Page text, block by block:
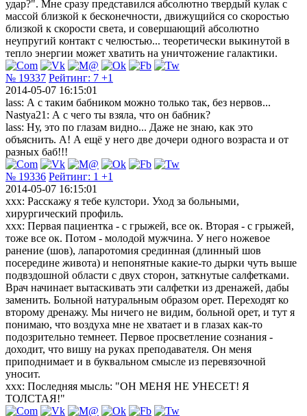
удар?". Мне сразу представился абсолютно твердый кулак с
массой близкой к бесконечности, движущийся со скоростью
близкой к скорости света, и совершающий абсолютно
неупругий контакт с челюстью... теоретически выкинутой в
тепло энергии может хватить на уничтожение галактики.
№ 19337 Рейтинг: 7 +1
2014-05-07 16:15:01
lass: А с таким бабником можно только так, без нервов...
Nastya21: А с чего ты взяла, что он бабник?
lass: Ну, это по глазам видно... Даже не знаю, как это
объяснить. А! А ещё у него две дочери одного возраста и от
разных баб!!!
№ 19336 Рейтинг: 1 +1
2014-05-07 16:15:01
xxx: Расскажу я тебе кулстори. Уход за больными,
хирургический профиль.
xxx: Первая пациентка - с грыжей, все ок. Вторая - с грыжей,
тоже все ок. Потом - молодой мужчина. У него ножевое
ранение (шов), лапаротомия срединная (длинный шов
посередине живота) и непонятные какие-то дырки чуть выше
подвздошной области с двух сторон, заткнутые салфетками.
Врач начинает вытаскивать эти салфетки из дренажей, дабы
заменить. Больной натуральным образом орет. Переходят ко
второму дренажу. Мы ничего не видим, больной орет, и тут я
понимаю, что воздуха мне не хватает и в глазах как-то
подозрительно темнеет. Первое просветление сознания -
доходит, что вишу на руках преподавателя. Он меня
приподнимает и в буквальном смысле из перевязочной
уносит.
xxx: Последняя мысль: "ОН МЕНЯ НЕ УНЕСЕТ! Я
ТОЛСТАЯ!"